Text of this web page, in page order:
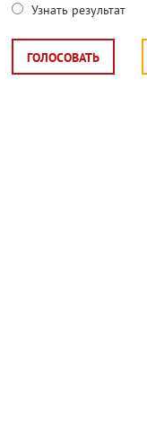
Узнать результат
ГОЛОСОВАТЬ